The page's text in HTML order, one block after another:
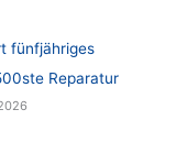
fünfjähriges
Reparatur